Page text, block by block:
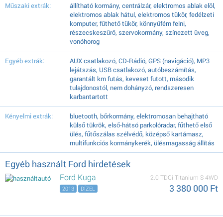
Műszaki extrák:
állítható kormány, centrálzár, elektromos ablak elöl,
elektromos ablak hátul, elektromos tükör, fedélzeti
komputer, fűthető tükör, könnyűfém felni,
részecskeszűrő, szervokormány, színezett üveg,
vonóhorog
Egyéb extrák:
AUX csatlakozó, CD-Rádió, GPS (navigáció), MP3
lejátszás, USB csatlakozó, autóbeszámítás,
garantált km futás, keveset futott, második
tulajdonostól, nem dohányzó, rendszeresen
karbantartott
Kényelmi extrák:
bluetooth, bőrkormány, elektromosan behajtható
külső tükrök, első-hátsó parkolóradar, fűthető első
ülés, fűtőszálas szélvédő, középső kartámasz,
multifunkciós kormánykerék, ülésmagasság állítás
Egyéb használt Ford hirdetések
Ford Kuga 2.0 TDCi Titanium S 4WD
3 380 000 Ft
2013 DÍZEL